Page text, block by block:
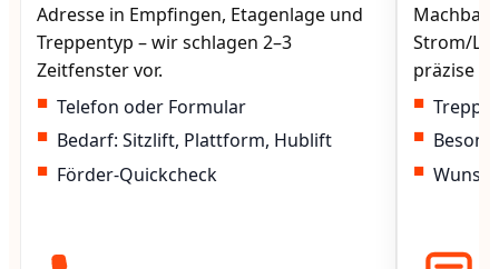
Adresse in Empfingen, Etagenlage und
Treppentyp – wir schlagen 2–3
Zeitfenster vor.
Telefon oder Formular
Bedarf: Sitzlift, Plattform, Hublift
Förder-Quickcheck
Strom/
präzise